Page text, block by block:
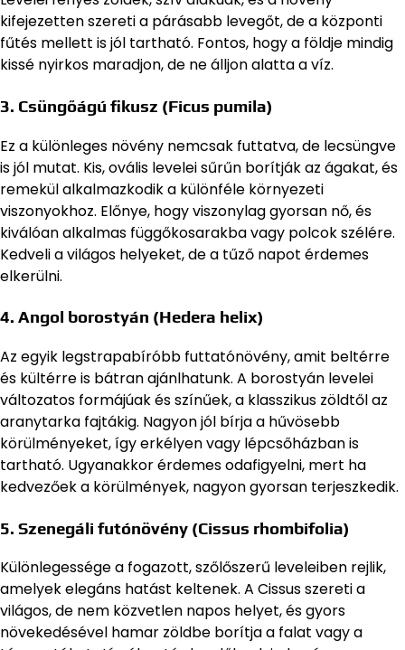
kifejezetten szereti a párásabb levegőt, de a központi
fűtés mellett is jól tartható. Fontos, hogy a földje mindig
kissé nyirkos maradjon, de ne álljon alatta a víz.
3. Csüngőágú fikusz (Ficus pumila)
Ez a különleges növény nemcsak futtatva, de lecsüngve
is jól mutat. Kis, ovális levelei sűrűn borítják az ágakat, és
remekül alkalmazkodik a különféle környezeti
viszonyokhoz. Előnye, hogy viszonylag gyorsan nő, és
kiválóan alkalmas függőkosarakba vagy polcok szélére.
Kedveli a világos helyeket, de a tűző napot érdemes
elkerülni.
4. Angol borostyán (Hedera helix)
Az egyik legstrapabíróbb futtatónövény, amit beltérre
és kültérre is bátran ajánlhatunk. A borostyán levelei
változatos formájúak és színűek, a klasszikus zöldtől az
aranytarka fajtákig. Nagyon jól bírja a hűvösebb
körülményeket, így erkélyen vagy lépcsőházban is
tartható. Ugyanakkor érdemes odafigyelni, mert ha
kedvezőek a körülmények, nagyon gyorsan terjeszkedik.
5. Szenegáli futónövény (Cissus rhombifolia)
Különlegessége a fogazott, szőlőszerű leveleiben rejlik,
amelyek elegáns hatást keltenek. A Cissus szereti a
világos, de nem közvetlen napos helyet, és gyors
növekedésével hamar zöldbe borítja a falat vagy a